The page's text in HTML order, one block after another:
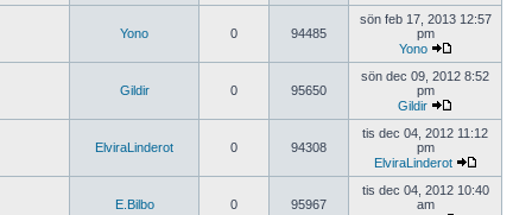
Yono 0 94485
sön feb 17, 2013 12:57
pm
Yono
Gildir 0 95650
sön dec 09, 2012 8:52
pm
Gildir
ElviraLinderot 0 94308
tis dec 04, 2012 11:12
pm
ElviraLinderot
E.Bilbo 0 95967
tis dec 04, 2012 10:40
am